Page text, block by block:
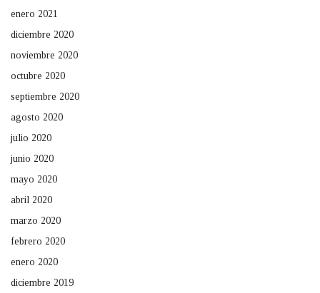
enero 2021
diciembre 2020
noviembre 2020
octubre 2020
septiembre 2020
agosto 2020
julio 2020
junio 2020
mayo 2020
abril 2020
marzo 2020
febrero 2020
enero 2020
diciembre 2019